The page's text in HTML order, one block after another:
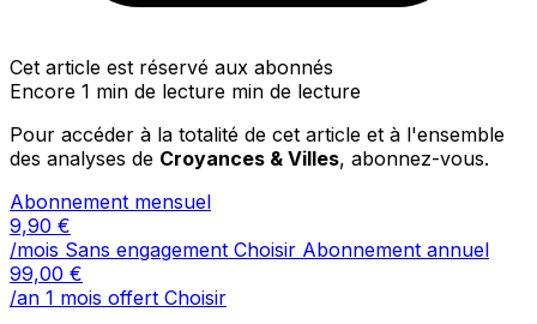
Cet article est réservé aux abonnés
Encore 1 min de lecture min de lecture
Pour accéder à la totalité de cet article et à l'ensemble
des analyses de Croyances & Villes, abonnez-vous.
Abonnement mensuel
9,90 €
/mois Sans engagement Choisir Abonnement annuel
99,00 €
/an 1 mois offert Choisir